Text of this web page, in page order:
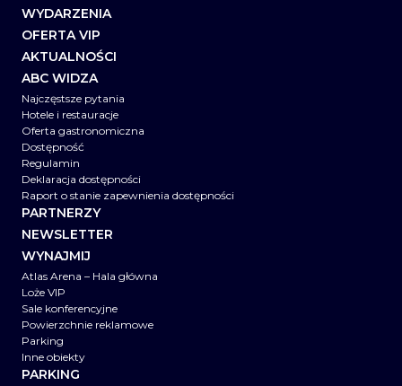
WYDARZENIA
OFERTA VIP
AKTUALNOŚCI
ABC WIDZA
Najczęstsze pytania
Hotele i restauracje
Oferta gastronomiczna
Dostępność
Regulamin
Deklaracja dostępności
Raport o stanie zapewnienia dostępności
PARTNERZY
NEWSLETTER
WYNAJMIJ
Atlas Arena – Hala główna
Loże VIP
Sale konferencyjne
Powierzchnie reklamowe
Parking
Inne obiekty
PARKING